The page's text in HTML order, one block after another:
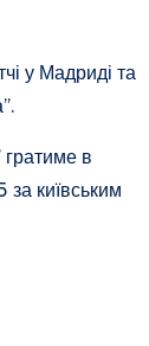
у Мадриді та
гратиме в
за київським